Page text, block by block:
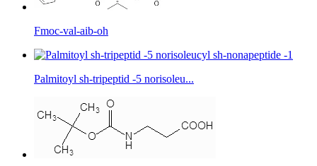
Fmoc-val-aib-oh
Palmitoyl sh-tripeptid -5 norisoleu...